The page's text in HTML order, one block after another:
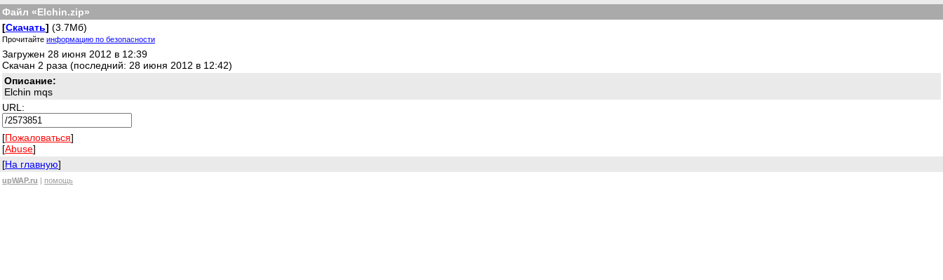
Файл «Elchin.zip»
[Скачать] (3.7Мб)
Прочитайте информацию по безопасности
Загружен 28 июня 2012 в 12:39
Скачан 2 раза (последний: 28 июня 2012 в 12:42)
Описание:
Elchin mqs
URL:
[Пожаловаться]
[Abuse]
[На главную]
upWAP.ru | помощь